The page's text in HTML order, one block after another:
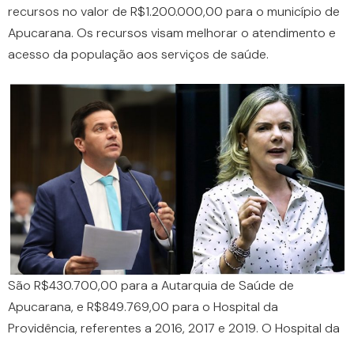
recursos no valor de R$1.200.000,00 para o município de
Apucarana. Os recursos visam melhorar o atendimento e
acesso da população aos serviços de saúde.
São R$430.700,00 para a Autarquia de Saúde de
Apucarana, e R$849.769,00 para o Hospital da
Providência, referentes a 2016, 2017 e 2019. O Hospital da